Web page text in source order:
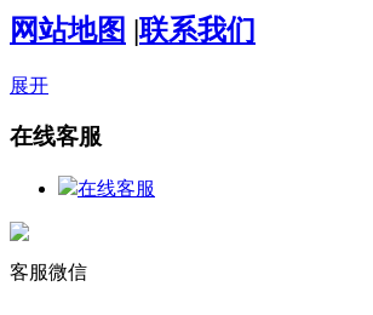
网站地图 |联系我们
展开
在线客服
在线客服
客服微信